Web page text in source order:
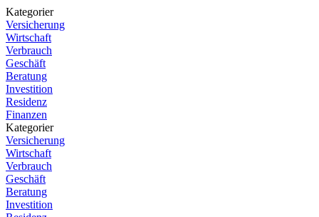
Kategorier
Versicherung
Wirtschaft
Verbrauch
Geschäft
Beratung
Investition
Residenz
Finanzen
Kategorier
Versicherung
Wirtschaft
Verbrauch
Geschäft
Beratung
Investition